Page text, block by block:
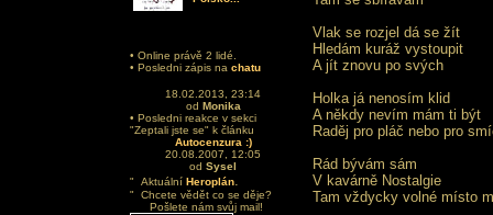
• Online právě 2 lidé.
• Posledni zápis na chatu
18.02.2013, 23:14
od Monika
• Posledni reakce v sekci
"Zeptali jste se" k článku
Autocenzura :)
20.08.2007, 12:05
od Sysel
" Aktuální Heroplán.
" Chcete vědět co se děje?
Pošlete nám svůj mail!
Vlak se rozjel dá se žít
Hledám kuráž vystoupit
A jít znovu po svých
Holka já nenosím klid
A někdy nevím mám ti být
Raděj pro pláč nebo pro
Rád bývám sám
V kavárně Nostalgie
Tam vždycky volné místo